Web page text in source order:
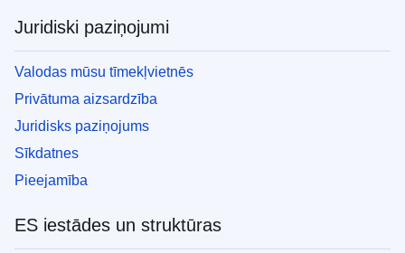
Juridiski paziņojumi
Valodas mūsu tīmekļvietnēs
Privātuma aizsardzība
Juridisks paziņojums
Sīkdatnes
Pieejamība
ES iestādes un struktūras